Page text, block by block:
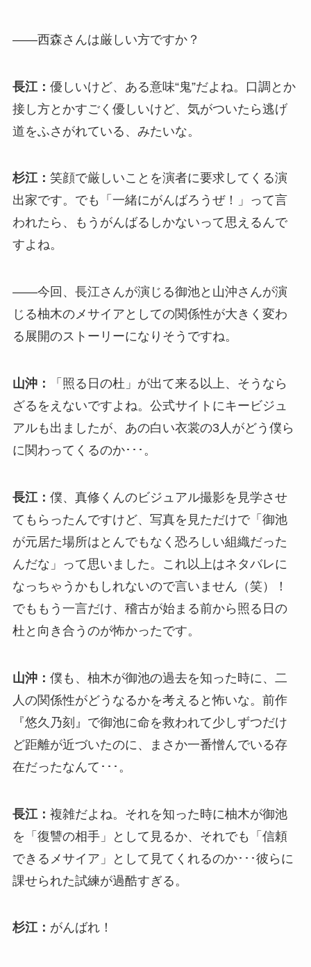
――西森さんは厳しい方ですか？
長江： 優しいけど、ある意味“鬼”だよね。口調とか
接し方とかすごく優しいけど、気がついたら逃げ
道をふさがれている、みたいな。
杉江： 笑顔で厳しいことを演者に要求してくる演
出家です。でも「一緒にがんばろうぜ！」って言
われたら、もうがんばるしかないって思えるんで
すよね。
――今回、長江さんが演じる御池と山沖さんが演
じる柚木のメサイアとしての関係性が大きく変わ
る展開のストーリーになりそうですね。
山沖：
「照る日の杜」が出て来る以上、そうなら
ざるをえないですよね。公式サイトにキービジュ
アルも出ましたが、あの白い衣裳の3人がどう僕ら
に関わってくるのか･･･。
長江： 僕、真修くんのビジュアル撮影を見学させ
てもらったんですけど、写真を見ただけで「御池
が元居た場所はとんでもなく恐ろしい組織だった
んだな」って思いました。これ以上はネタバレに
なっちゃうかもしれないので言いません（笑）！
でももう一言だけ、稽古が始まる前から照る日の
杜と向き合うのが怖かったです。
山沖： 僕も、柚木が御池の過去を知った時に、二
人の関係性がどうなるかを考えると怖いな。前作
『悠久乃刻』で御池に命を救われて少しずつだけ
ど距離が近づいたのに、まさか一番憎んでいる存
在だったなんて･･･。
長江： 複雑だよね。それを知った時に柚木が御池
を「復讐の相手」として見るか、それでも「信頼
できるメサイア」として見てくれるのか･･･彼らに
課せられた試練が過酷すぎる。
杉江： がんばれ！